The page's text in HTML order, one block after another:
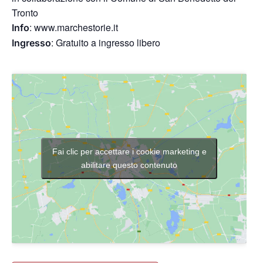
Tronto
Info: www.marchestorie.it
Ingresso: Gratuito a ingresso libero
Fai clic per accettare i cookie marketing e
abilitare questo contenuto